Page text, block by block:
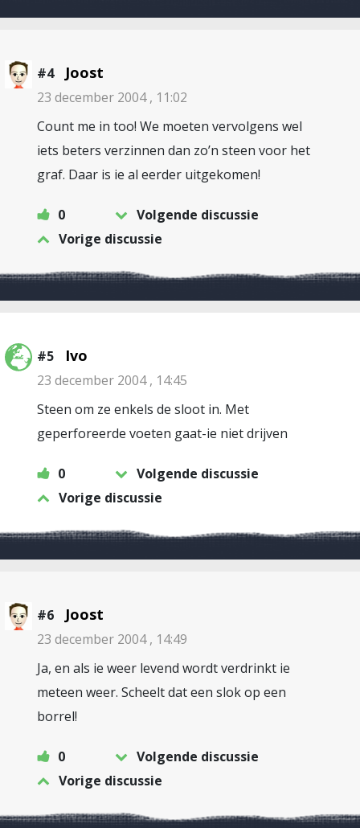
#4 Joost
23 december 2004 , 11:02
Count me in too! We moeten vervolgens wel
iets beters verzinnen dan zo’n steen voor het
graf. Daar is ie al eerder uitgekomen!
0
Volgende discussie
Vorige discussie
#5 Ivo
23 december 2004 , 14:45
Steen om ze enkels de sloot in. Met
geperforeerde voeten gaat-ie niet drijven
0
Volgende discussie
Vorige discussie
#6 Joost
23 december 2004 , 14:49
Ja, en als ie weer levend wordt verdrinkt ie
meteen weer. Scheelt dat een slok op een
borrel!
0
Volgende discussie
Vorige discussie